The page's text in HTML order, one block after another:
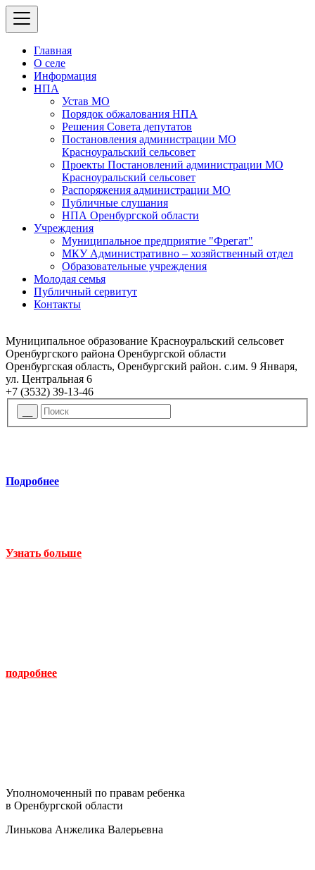
Главная
О селе
Информация
НПА
Устав МО
Порядок обжалования НПА
Решения Совета депутатов
Постановления администрации МО
Красноуральский сельсовет
Проекты Постановлений администрации МО
Красноуральский сельсовет
Распоряжения администрации МО
Публичные слушания
НПА Оренбургской области
Учреждения
Муниципальное предприятие "Фрегат"
МКУ Административно – хозяйственный отдел
Образовательные учреждения
Молодая семья
Публичный сервитут
Контакты
Муниципальное образование Красноуральский сельсовет
Оренбургского района Оренбургской области
Оренбургская область, Оренбургский район. с.им. 9 Января,
ул. Центральная 6
+7 (3532) 39-13-46
Подробнее
Узнать больше
подробнее
Уполномоченный по правам ребенка
в Оренбургской области
Линькова Анжелика Валерьевна